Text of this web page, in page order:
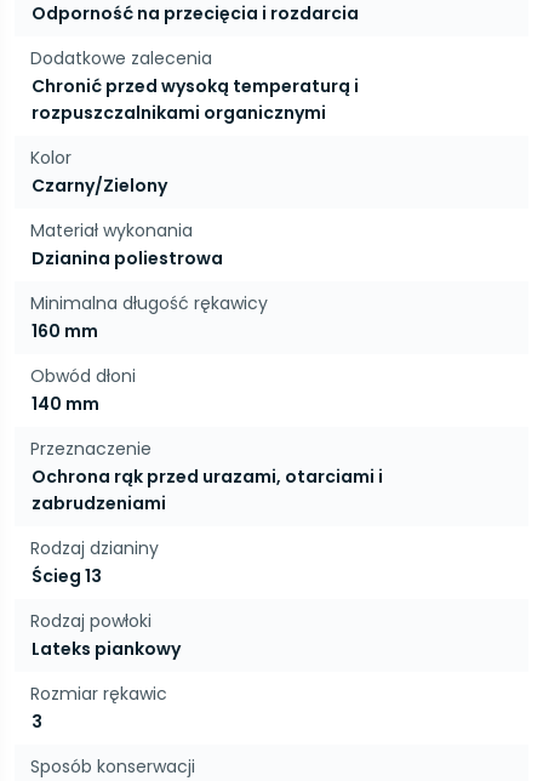
Odporność na przecięcia i rozdarcia
Dodatkowe zalecenia
Chronić przed wysoką temperaturą i
rozpuszczalnikami organicznymi
Kolor
Czarny/Zielony
Materiał wykonania
Dzianina poliestrowa
Minimalna długość rękawicy
160 mm
Obwód dłoni
140 mm
Przeznaczenie
Ochrona rąk przed urazami, otarciami i
zabrudzeniami
Rodzaj dzianiny
Ścieg 13
Rodzaj powłoki
Lateks piankowy
Rozmiar rękawic
3
Sposób konserwacji